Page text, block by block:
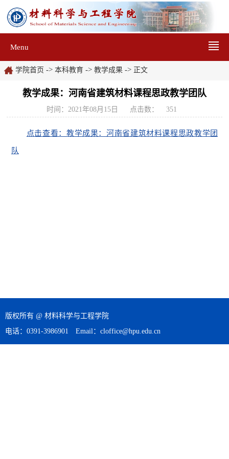
Menu
学院首页 -> 本科教育 -> 教学成果 -> 正文
教学成果：河南省建筑材料课程思政教学团队
时间：2021年08月15日 点击数： 351
点击查看：教学成果：河南省建筑材料课程思政教学团
队
版权所有 @ 材料科学与工程学院
电话：0391-3986901 Email：cloffice@hpu.edu.cn